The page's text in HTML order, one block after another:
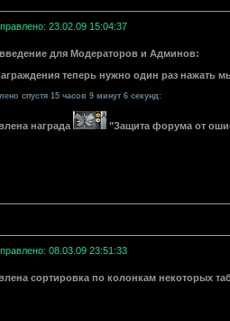
23.02.09 15:04:37
для Модераторов и Админов:
теперь нужно один раз нажать
спустя 15 часов 9 минут 6 секунд:
награда "Защита форума от
08.03.09 23:51:33
сортировка по колонкам некоторых